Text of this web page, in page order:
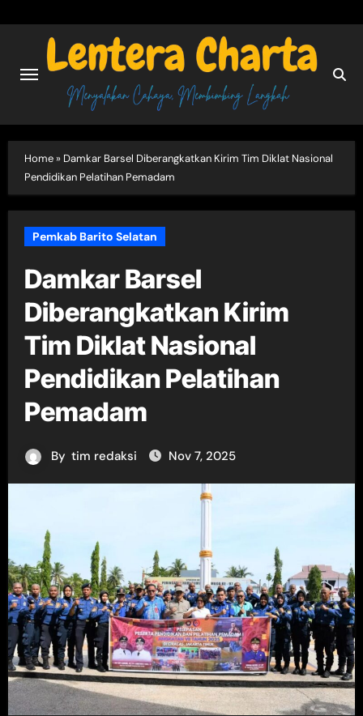
Home» Damkar Barsel Diberangkatkan Kirim Tim Diklat Nasional
Pendidikan Pelatihan Pemadam
Pemkab Barito Selatan
Damkar Barsel
Diberangkatkan Kirim
Tim Diklat Nasional
Pendidikan Pelatihan
Pemadam
By tim redaksi Nov 7, 2025